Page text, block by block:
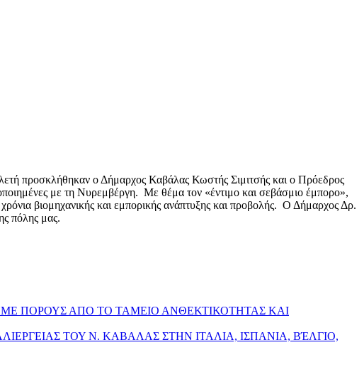
προσκλήθηκαν ο Δήμαρχος Καβάλας Κωστής Σιμιτσής και ο Πρόεδρος
με τη Νυρεμβέργη. Με θέμα τον «έντιμο και σεβάσμιο έμπορο»,
βιομηχανικής και εμπορικής ανάπτυξης και προβολής. Ο Δήμαρχος Δρ.
πόλης μας.
ΜΕ ΠΟΡΟΥΣ ΑΠΟ ΤΟ ΤΑΜΕΙΟ ΑΝΘΕΚΤΙΚΟΤΗΤΑΣ ΚΑΙ
ΤΟΥ Ν. ΚΑΒΑΛΑΣ ΣΤΗΝ ΙΤΑΛΙΑ, ΙΣΠΑΝΙΑ, ΒΈΛΓΙΟ,